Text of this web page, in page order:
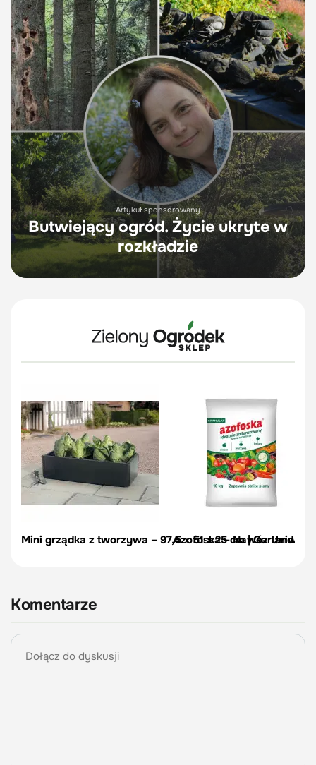
Artykuł sponsorowany
Butwiejący ogród. Życie ukryte w
rozkładzie
Mini grządka z tworzywa – 97,5 x 51 x 25 cm | Garland
Azofoska – Nawóz
Komentarze